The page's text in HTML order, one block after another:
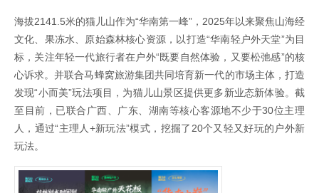
海拔2141.5米的猫儿山作为“华南第一峰”，2025年以来聚焦山海经
文化、果冻水、原始森林核心资源，以打造“华南轻户外天堂”为目
标，关注年轻一代旅行者在户外“既要自然体验，又要松弛感”的核
心诉求。并联合马蜂窝旅游集团共同培育新一代的市场主体，打造
发现“小而美”玩法项目，为猫儿山景区提供更多新业态新体验。截
至目前，已联合广西、广东、湖南等核心客源地不少于30位主理
人，通过“主理人+新玩法”模式，挖掘了20个又轻又好玩的户外新
玩法。